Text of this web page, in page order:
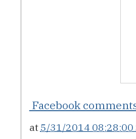
Facebook
at 5/31/2014 08:28:00